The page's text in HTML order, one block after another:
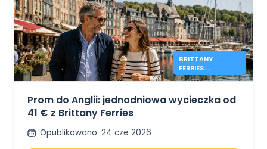
BRITTANY
FERRIES:
JEDNODNIOWE
ANGLII OD 41€
Prom do Anglii: jednodniowa wycieczka od
41 € z Brittany Ferries
Opublikowano: 24 cze 2026